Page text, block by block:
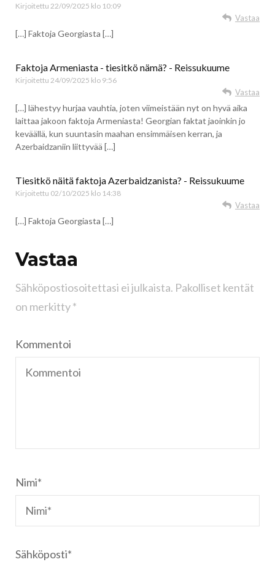
Kirjoitettu 22/09/2025 klo 10:09
Vastaa
[…] Faktoja Georgiasta […]
Faktoja Armeniasta - tiesitkö nämä? - Reissukuume
Kirjoitettu 24/09/2025 klo 9:56
Vastaa
[…] lähestyy hurjaa vauhtia, joten viimeistään nyt on hyvä aika
laittaa jakoon faktoja Armeniasta! Georgian faktat jaoinkin jo
keväällä, kun suuntasin maahan ensimmäisen kerran, ja
Azerbaidzaniin liittyvää […]
Tiesitkö näitä faktoja Azerbaidzanista? - Reissukuume
Kirjoitettu 02/10/2025 klo 14:38
Vastaa
[…] Faktoja Georgiasta […]
Vastaa
Sähköpostiosoitettasi ei julkaista. Pakolliset kentät
on merkitty*
Kommentoi
Nimi*
Sähköposti*